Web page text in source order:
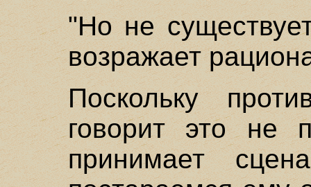
"Но не
возражает
Поскольку
говорит это не
принимает